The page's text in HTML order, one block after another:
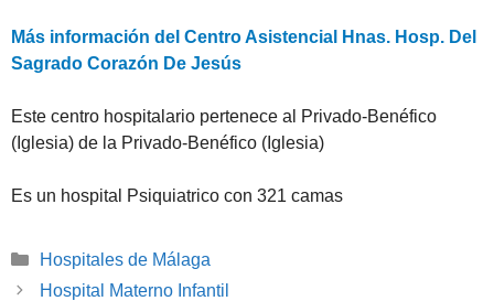
Más información del Centro Asistencial Hnas. Hosp. Del
Sagrado Corazón De Jesús
Este centro hospitalario pertenece al Privado-Benéfico
(Iglesia) de la Privado-Benéfico (Iglesia)
Es un hospital Psiquiatrico con 321 camas
Categorías
Hospitales de Málaga
Hospital Materno Infantil